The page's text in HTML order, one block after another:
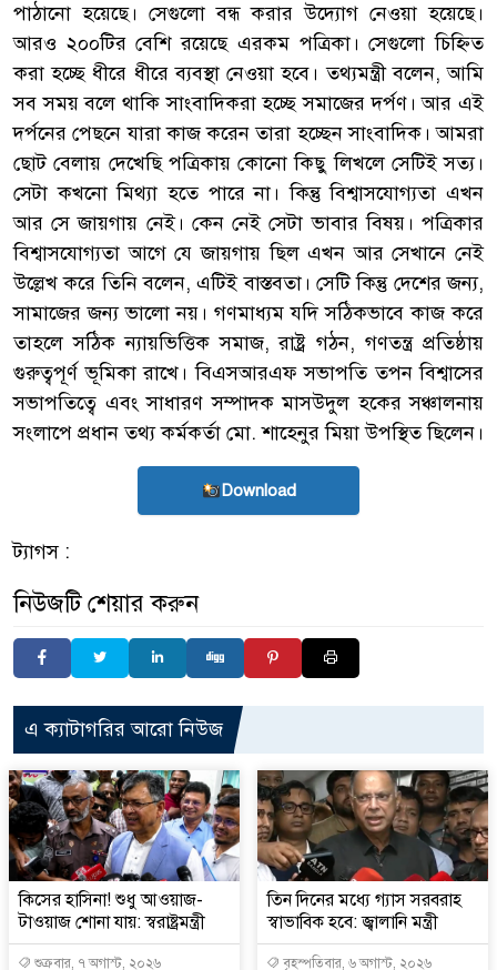
পাঠানো হয়েছে। সেগুলো বন্ধ করার উদ্যোগ নেওয়া হয়েছে।
আরও ২০০টির বেশি রয়েছে এরকম পত্রিকা। সেগুলো চিহ্নিত
করা হচ্ছে ধীরে ধীরে ব্যবস্থা নেওয়া হবে। তথ্যমন্ত্রী বলেন, আমি
সব সময় বলে থাকি সাংবাদিকরা হচ্ছে সমাজের দর্পণ। আর এই
দর্পনের পেছনে যারা কাজ করেন তারা হচ্ছেন সাংবাদিক। আমরা
ছোট বেলায় দেখেছি পত্রিকায় কোনো কিছু লিখলে সেটিই সত্য।
সেটা কখনো মিথ্যা হতে পারে না। কিন্তু বিশ্বাসযোগ্যতা এখন
আর সে জায়গায় নেই। কেন নেই সেটা ভাবার বিষয়। পত্রিকার
বিশ্বাসযোগ্যতা আগে যে জায়গায় ছিল এখন আর সেখানে নেই
উল্লেখ করে তিনি বলেন, এটিই বাস্তবতা। সেটি কিন্তু দেশের জন্য,
সামাজের জন্য ভালো নয়। গণমাধ্যম যদি সঠিকভাবে কাজ করে
তাহলে সঠিক ন্যায়ভিত্তিক সমাজ, রাষ্ট্র গঠন, গণতন্ত্র প্রতিষ্ঠায়
গুরুত্বপূর্ণ ভূমিকা রাখে। বিএসআরএফ সভাপতি তপন বিশ্বাসের
সভাপতিত্বে এবং সাধারণ সম্পাদক মাসউদুল হকের সঞ্চালনায়
সংলাপে প্রধান তথ্য কর্মকর্তা মো. শাহেনুর মিয়া উপস্থিত ছিলেন।
Download
ট্যাগস :
নিউজটি শেয়ার করুন
এ ক্যাটাগরির আরো নিউজ
কিসের হাসিনা! শুধু আওয়াজ-
টাওয়াজ শোনা যায়: স্বরাষ্ট্রমন্ত্রী
শুক্রবার, ৭ অগাস্ট, ২০২৬
তিন দিনের মধ্যে গ্যাস সরবরাহ
স্বাভাবিক হবে: জ্বালানি মন্ত্রী
বৃহস্পতিবার, ৬ অগাস্ট, ২০২৬